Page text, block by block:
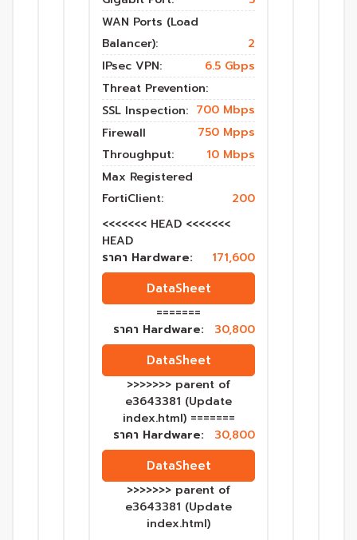
WAN Ports (Load
Balancer):
2
IPsec VPN:
6.5 Gbps
Threat Prevention:
700 Mbps
SSL Inspection:
750 Mpps
Firewall
Throughput:
10 Mbps
Max Registered
FortiClient:
200
<<<<<<< HEAD <<<<<<<
HEAD
ราคา Hardware:
171,600
DataSheet
=======
ราคา Hardware:
30,800
DataSheet
>>>>>>> parent of
e3643381 (Update
index.html) =======
ราคา Hardware:
30,800
DataSheet
>>>>>>> parent of
e3643381 (Update
index.html)